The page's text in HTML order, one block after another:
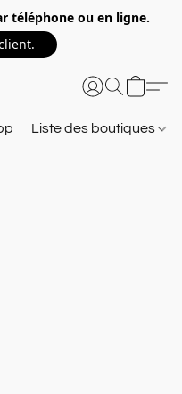
téléphone ou en ligne.
Liste des boutiques